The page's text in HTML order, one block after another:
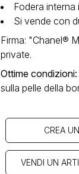
Fodera
Si vende con
Firma: "Chanel®
private.
Ottime condizioni
sulla pelle della
CREA
VENDI UN